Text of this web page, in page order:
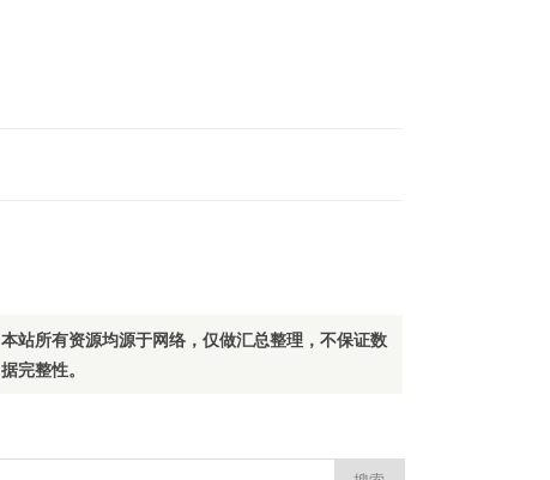
本站所有资源均源于网络，仅做汇总整理，不保证数
据完整性。